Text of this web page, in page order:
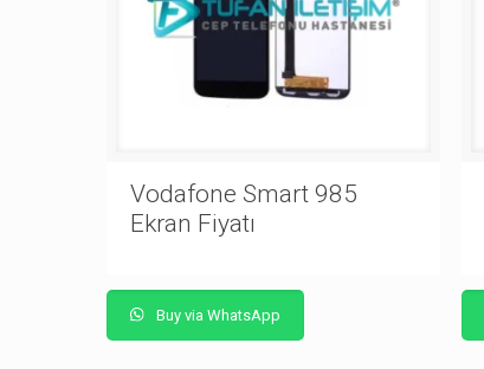
Vodafone Smart 985
Ekran Fiyatı
Buy via WhatsApp